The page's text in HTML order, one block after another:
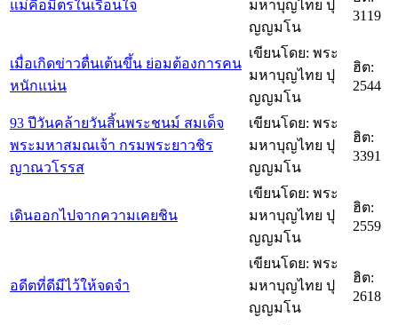
แม่คือมิตรในเรือนใจ
มหาบุญไทย ปุ
ญญมโน
3119
เมื่อเกิดข่าวตื่นเต้นขึ้น ย่อมต้องการคน
หนักแน่น
เขียนโดย: พระ
มหาบุญไทย ปุ
ญญมโน
ฮิต:
2544
93 ปีวันคล้ายวันสิ้นพระชนม์ สมเด็จ
พระมหาสมณเจ้า กรมพระยาวชิร
ญาณวโรรส
เขียนโดย: พระ
มหาบุญไทย ปุ
ญญมโน
ฮิต:
3391
เดินออกไปจากความเคยชิน
เขียนโดย: พระ
มหาบุญไทย ปุ
ญญมโน
ฮิต:
2559
อดีตที่ดีมีไว้ให้จดจำ
เขียนโดย: พระ
มหาบุญไทย ปุ
ญญมโน
ฮิต:
2618